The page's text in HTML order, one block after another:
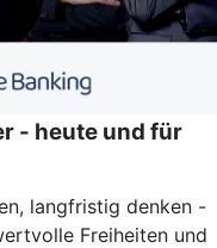
- heute und für
langfristig denken -
Freiheiten und